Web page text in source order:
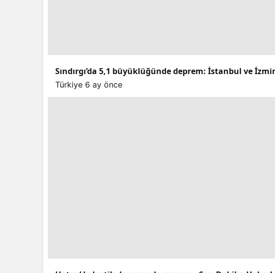
Sındırgı’da 5,1 büyüklüğünde deprem: İstanbul ve
Türkiye 6 ay önce